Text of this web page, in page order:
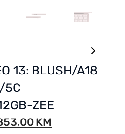
13: BLUSH/A18
5C
ZEE
KM